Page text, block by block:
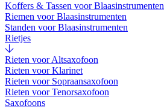
Koffers & Tassen voor Blaasinstrumenten
Riemen voor Blaasinstrumenten
Standen voor Blaasinstrumenten
Rietjes
Rieten voor Altsaxofoon
Rieten voor Klarinet
Rieten voor Sopraansaxofoon
Rieten voor Tenorsaxofoon
Saxofoons